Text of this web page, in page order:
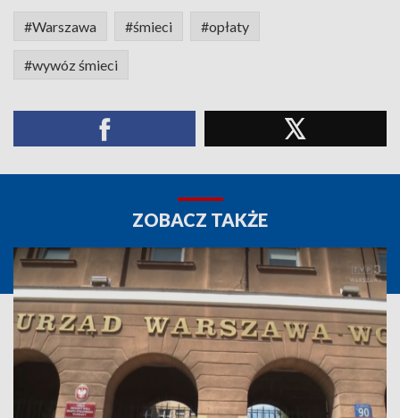
#Warszawa #śmieci #opłaty
#wywóz śmieci
ZOBACZ TAKŻE